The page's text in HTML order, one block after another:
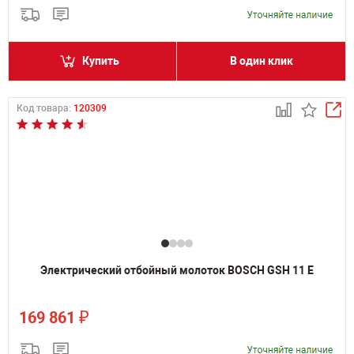
Купить В один клик
Код товара: 120309
Электрический отбойный молоток BOSCH GSH 11 E
169 861 ₽